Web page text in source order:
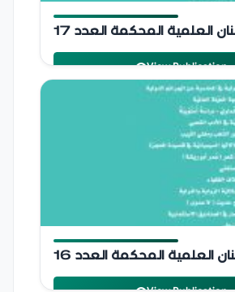
مجلة الجنان العلمية المحكمة
العلمية المحكمة العدد 17
2023 jinan university
View Publication
Publication Details
مجلة الجنان العلمية المحكمة
العلمية المحكمة العدد 16
2022 jinan university